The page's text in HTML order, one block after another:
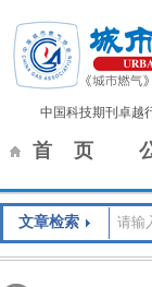
中国科技期刊卓越
首 页
文章检索